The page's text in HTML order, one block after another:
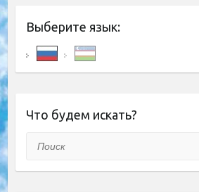
Выберите язык:
Что будем искать?
Поиск